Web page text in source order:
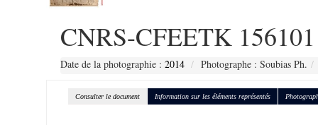
CNRS-CFEETK 156101
Date de la photographie : 2014 Photographe : Soubias Ph.
Consulter le document Information sur les éléments représentés